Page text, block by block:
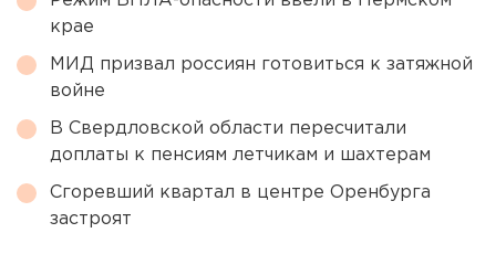
крае
МИД призвал россиян готовиться к затяжной
войне
В Свердловской области пересчитали
доплаты к пенсиям летчикам и шахтерам
Сгоревший квартал в центре Оренбурга
застроят